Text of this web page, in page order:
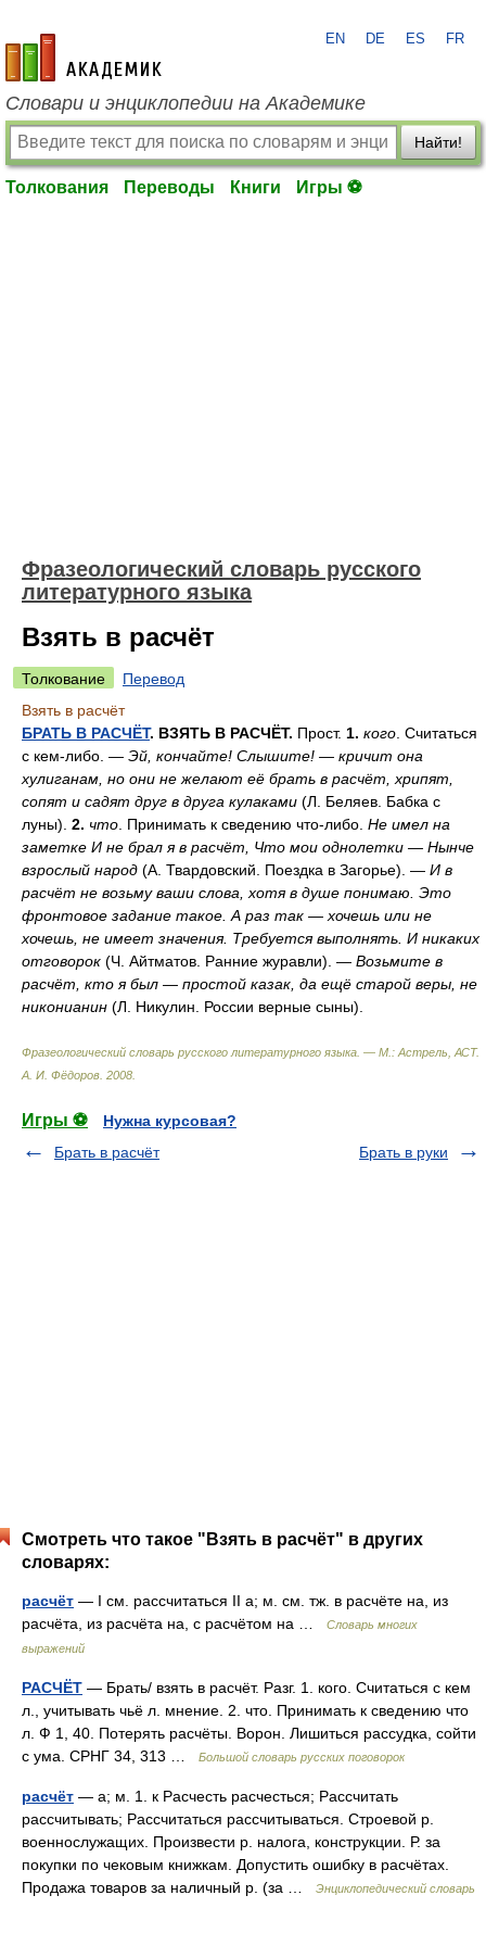
academic.ru
EN DE ES FR
Словари и энциклопедии на Академике
Найти!
Толкования Переводы Книги Игры ⚽
Фразеологический словарь русского
литературного языка
Взять в расчёт
Толкование
Перевод
Взять в расчёт
БРАТЬ В РАСЧЁТ. ВЗЯТЬ В РАСЧЁТ. Прост. 1. кого . Считаться
с кем-либо. — Эй, кончайте! Слышите! — кричит она
хулиганам, но они не желают её брать в расчёт, хрипят,
сопят и садят друг в друга кулаками (Л. Беляев. Бабка с
луны). 2. что . Принимать к сведению что-либо. Не имел на
заметке И не брал я в расчёт, Что мои однолетки — Нынче
взрослый народ (А. Твардовский. Поездка в Загорье). — И в
расчёт не возьму ваши слова, хотя в душе понимаю. Это
фронтовое задание такое. А раз так — хочешь или не
хочешь, не имеет значения. Требуется выполнять. И никаких
отговорок (Ч. Айтматов. Ранние журавли). — Возьмите в
расчёт, кто я был — простой казак, да ещё старой веры, не
никонианин (Л. Никулин. России верные сыны).
Фразеологический словарь русского литературного языка. — М.: Астрель, АСТ.
А. И. Фёдоров 2008
Игры ⚽
Нужна курсовая?
Брать в расчёт
Брать в руки
Смотреть что такое "Взять в расчёт" в других
словарях:
расчёт — I см. рассчитаться II а; м. см. тж. в расчёте на, из
расчёта, из расчёта на, с расчётом на …
Словарь многих
выражений
РАСЧЁТ — Брать/ взять в расчёт. Разг. 1. кого. Считаться с кем
л., учитывать чьё л. мнение. 2. что. Принимать к сведению что
л. Ф 1, 40. Потерять расчёты. Ворон. Лишиться рассудка, сойти
с ума. СРНГ 34, 313 …
Большой словарь русских поговорок
расчёт — а; м. 1. к Расчесть расчесться; Рассчитать
рассчитывать; Рассчитаться рассчитываться. Строевой р.
военнослужащих. Произвести р. налога, конструкции. Р. за
покупки по чековым книжкам. Допустить ошибку в расчётах.
Продажа товаров за наличный р. (за …
Энциклопедический словарь